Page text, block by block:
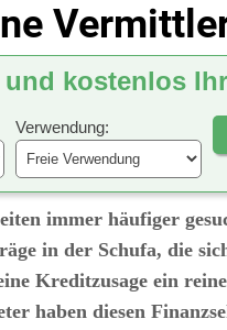
kostenlos
Verwendung:
immer häufiger
in der Schufa, die
Kreditzusage ein
haben diesen